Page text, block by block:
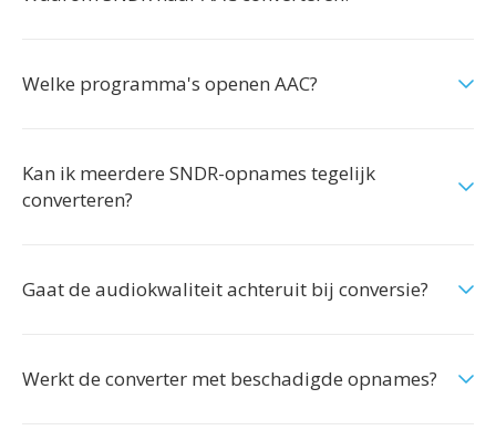
Welke programma's openen AAC?
Kan ik meerdere SNDR-opnames tegelijk
converteren?
Gaat de audiokwaliteit achteruit bij conversie?
Werkt de converter met beschadigde opnames?